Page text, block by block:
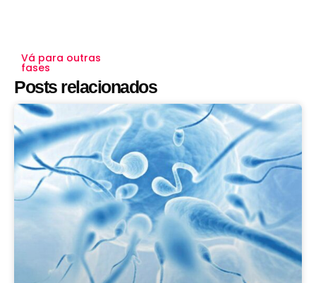
Vá para outras
fases
Posts relacionados